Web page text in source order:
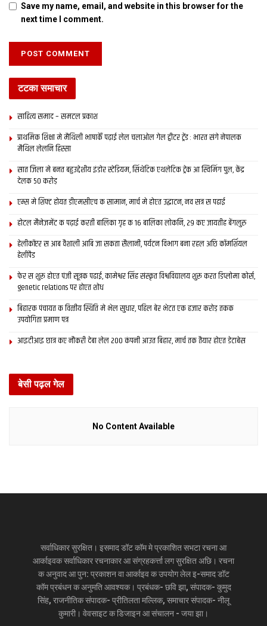
Save my name, email, and website in this browser for the
next time I comment.
टटका समाचार
साहित्य समाद – समटल प्रकाश
प्राथमिक शि‍क्षा मे मैथि‍ली भाषाकेँ पढ़ाई लेल चलाओल गेल ट्वीटर ट्रेंड : भारत संगे नेपालक
मैथिल लेलनि हिस्सा
सात जिला मे बनत बहुउद्देशीय इंडोर स्‍टेडि‍यम, सिंथेटिक एथलेटिक ट्रेक आ स्विमिंग पुल, केंद्र
देलक 50 करोड़
एम्स मे शिफ्ट होयत डीएमसीएच क सामान, मार्च मे होएत उद्घाटन, नव सत्र स पढाई
होटल मैनेजमेंट क पढ़ाई करती बालिका गृह क 16 बालिका लोकनि, 29 कए जायतीह बेंगलुरु
हेलीकॉप्टर स आब वैशाली आबि जा सकता सैलानी, पर्यटन विभाग बना रहल अछि कॉमर्शियल
हेलीपैड
फेर स शुरू होएत पंजी सूत्रक पढाई, कामेश्वर सिंह संस्कृत विश्वविद्यालय शुरू करत डिप्लोमा कोर्स,
genetic relations पर होएत शोध
बिहारक पंचायत क वित्‍तीय स्थिति मे भेल सुधार, पहिल बेर भेटत एक हजार करोड़ तकक
उपयोगिता प्रमाण पत्र
आइटीआइ छात्र कए नौकरी देबा लेल 200 कंपनी आउत बिहार, मार्च तक तैयार होएत डेटाबेस
बेसी पढ़ल गेल
No Content Available
सर्वाधिकार सुरक्षित। इसमाद डॉट कॉम मे प्रकाशित सभटा रचना आ
आर्काइवक सर्वाधिकार रचनाकार आ संग्रहकर्त्ता लग सुरक्षित अछि। रचना
क अनुवाद आ पुन: प्रकाशन वा आर्काइव क उपयोग लेल इ-समाद डॉट
कॉम प्रबंधन क अनुमति आवश्यक। प्रबंधक- छवि झा, संपादक- कुमुद
सिंह, राजनीतिक संपादक- प्रीतिलता मल्लिक, समाचार संपादक- नीलू
कुमारी। वेवसाइट क डिजाइन आ संचालन - जया झा।